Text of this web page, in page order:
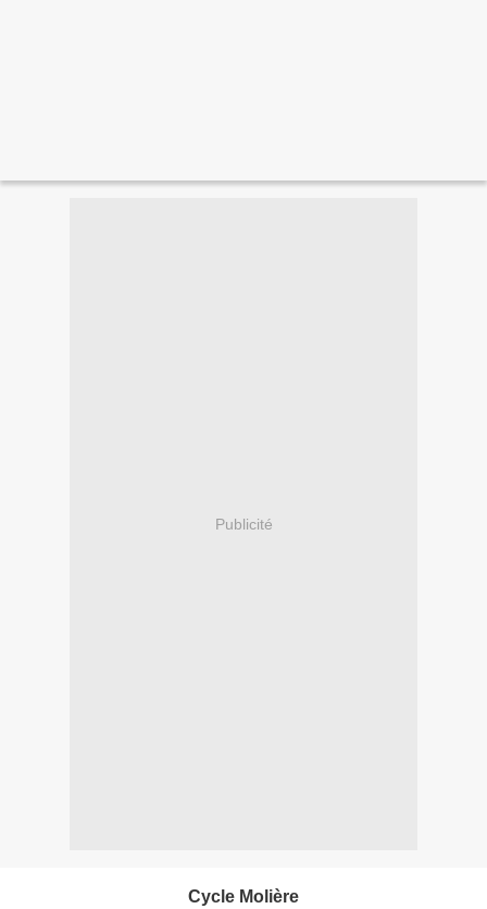
Publicité
Cycle Molière